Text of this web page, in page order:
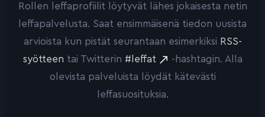
Rollen leffaprofiilit löytyvät lähes jokaisesta netin
leffapalvelusta. Saat ensimmäisenä tiedon uusista
arvioista kun pistät seurantaan esimerkiksi RSS-
syötteen tai Twitterin #leffat
-hashtagin. Alla
olevista palveluista löydät kätevästi
leffasuosituksia.